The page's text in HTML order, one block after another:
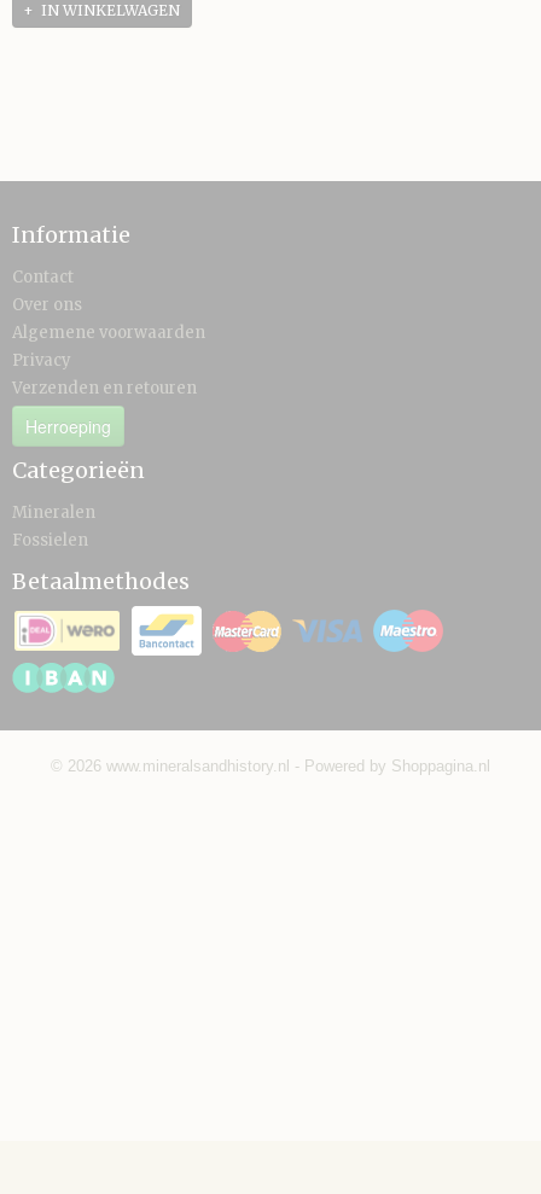
IN WINKELWAGEN
Informatie
Contact
Over ons
Algemene voorwaarden
Privacy
Verzenden en retouren
Herroeping
Categorieën
Mineralen
Fossielen
Betaalmethodes
© 2026 www.mineralsandhistory.nl - Powered by Shoppagina.nl